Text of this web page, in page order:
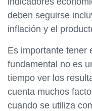
deben seguirse
inflación y el
Es importante tener
fundamental no es
tiempo ver los
cuenta muchos
cuando se utiliza